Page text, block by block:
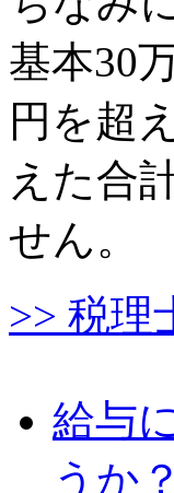
基本30
円を超
えた合
せん。
>> 税理
給与
うか？